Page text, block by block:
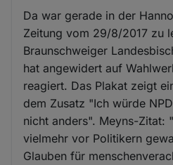
Da war gerade in der
Zeitung vom 29/8/2017 zu
Braunschweiger
hat angewidert auf
reagiert. Das Plakat zeigt
dem Zusatz "Ich würde
nicht anders". Meyns-Zitat:
vielmehr vor Politikern
Glauben für